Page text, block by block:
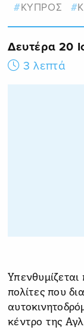
ΚΥΠΡΟΣ
Δευτέρα 20
3 λεπτά
πολίτες που
κέντρο της